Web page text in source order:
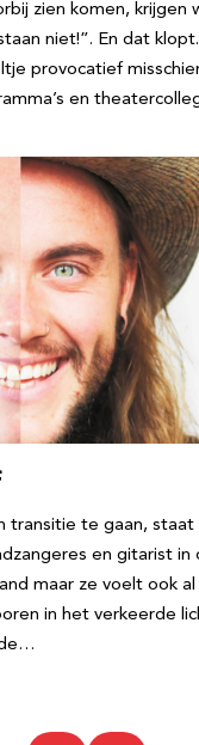
zien komen, krijgen
niet!”. En dat
provocatief
en
transitie te gaan, staat
en gitarist in
maar ze voelt ook
in het verkeerde